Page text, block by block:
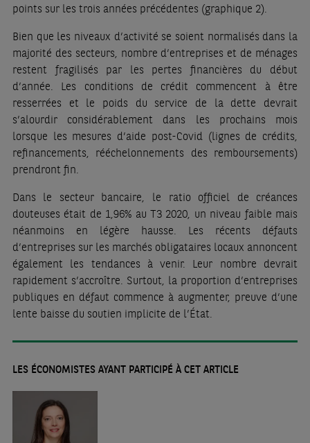
points sur les trois années précédentes (graphique 2).
Bien que les niveaux d’activité se soient normalisés dans la
majorité des secteurs, nombre d’entreprises et de ménages
restent fragilisés par les pertes financières du début
d’année. Les conditions de crédit commencent à être
resserrées et le poids du service de la dette devrait
s’alourdir considérablement dans les prochains mois
lorsque les mesures d’aide post-Covid (lignes de crédits,
refinancements, rééchelonnements des remboursements)
prendront fin.
Dans le secteur bancaire, le ratio officiel de créances
douteuses était de 1,96% au T3 2020, un niveau faible mais
néanmoins en légère hausse. Les récents défauts
d’entreprises sur les marchés obligataires locaux annoncent
également les tendances à venir. Leur nombre devrait
rapidement s’accroître. Surtout, la proportion d’entreprises
publiques en défaut commence à augmenter, preuve d’une
lente baisse du soutien implicite de l’État.
LES ÉCONOMISTES AYANT PARTICIPÉ À CET ARTICLE